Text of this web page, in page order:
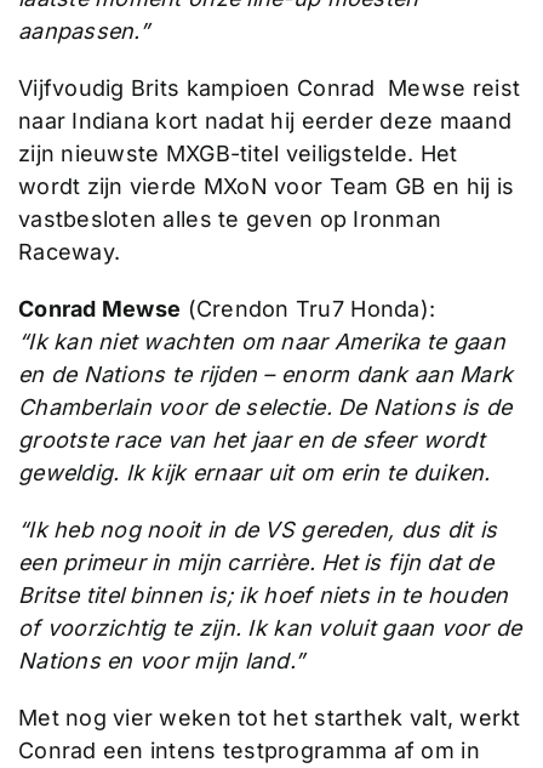
aanpassen.”
Vijfvoudig Brits kampioen Conrad Mewse reist
naar Indiana kort nadat hij eerder deze maand
zijn nieuwste MXGB-titel veiligstelde. Het
wordt zijn vierde MXoN voor Team GB en hij is
vastbesloten alles te geven op Ironman
Raceway.
Conrad Mewse (Crendon Tru7 Honda):
“Ik kan niet wachten om naar Amerika te gaan
en de Nations te rijden – enorm dank aan Mark
Chamberlain voor de selectie. De Nations is de
grootste race van het jaar en de sfeer wordt
geweldig. Ik kijk ernaar uit om erin te duiken.
“Ik heb nog nooit in de VS gereden, dus dit is
een primeur in mijn carrière. Het is fijn dat de
Britse titel binnen is; ik hoef niets in te houden
of voorzichtig te zijn. Ik kan voluit gaan voor de
Nations en voor mijn land.”
Met nog vier weken tot het starthek valt, werkt
Conrad een intens testprogramma af om in